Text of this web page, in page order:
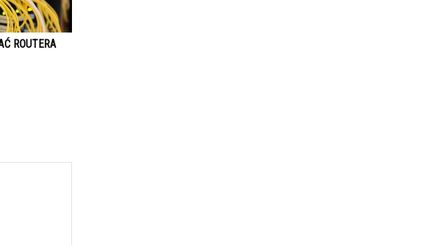
ROUTERA